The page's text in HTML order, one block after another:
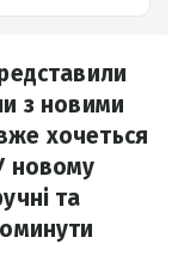
з новими
хочеться
новому
та